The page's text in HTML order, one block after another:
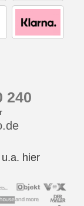
240
hier